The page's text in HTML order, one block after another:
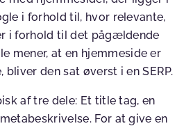
i forhold til, hvor relevante,
i forhold til det pågældende
mener, at en hjemmeside er
bliver den sat øverst i en SERP.
af tre dele: Et title tag, en
For at give en